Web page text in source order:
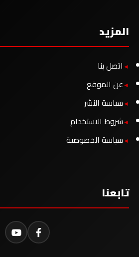
المزيد
اتصل بنا
عن الموقع
سياسة النشر
شروط الاستخدام
سياسة الخصوصية
تابعنا